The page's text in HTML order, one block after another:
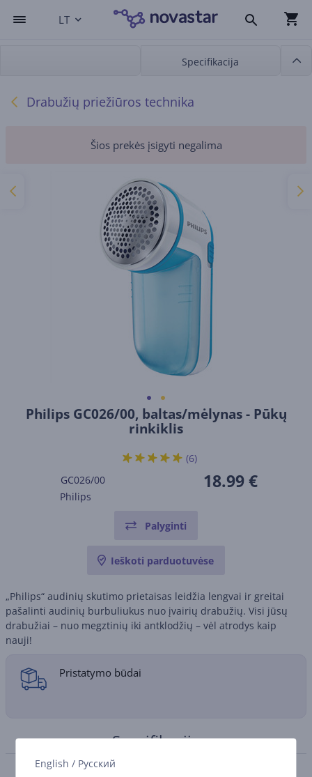
English / Русский
LT
Specifikacija
Drabužių priežiūros technika
Šios prekės įsigyti negalima
Philips GC026/00, baltas/mėlynas - Pūkų
rinkiklis
GC026/00
Philips
18.99 €
(6)
Palyginti
Ieškoti parduotuvėse
„Philips“ audinių skutimo prietaisas leidžia lengvai ir greitai
pašalinti audinių burbuliukus nuo įvairių drabužių. Visi jūsų
drabužiai – nuo megztinių iki antklodžių – vėl atrodys kaip
nauji!
Pristatymo būdai
Specifikacija